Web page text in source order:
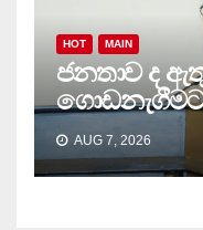
HOT MAIN
ජනතාව ද
ගොඩනැගීමට
AUG 7, 2026